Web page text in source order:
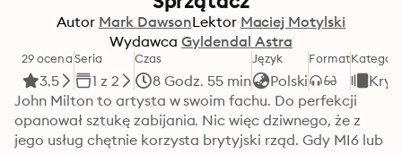
Autor Mark DawsonLektor Maciej Motylski
Wydawca Gyldendal Astra
29 ocena
3.5
Seria
1 z 2
Czas
8 Godz. 55 min
Język
Polski
Format
John Milton to artysta w swoim fachu. Do perfekcji
opanował sztukę zabijania. Nic więc dziwnego, że z
jego usług chętnie korzysta brytyjski rząd. Gdy MI6 lub